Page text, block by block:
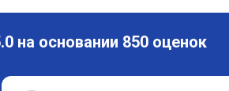
на основании 850 оценок